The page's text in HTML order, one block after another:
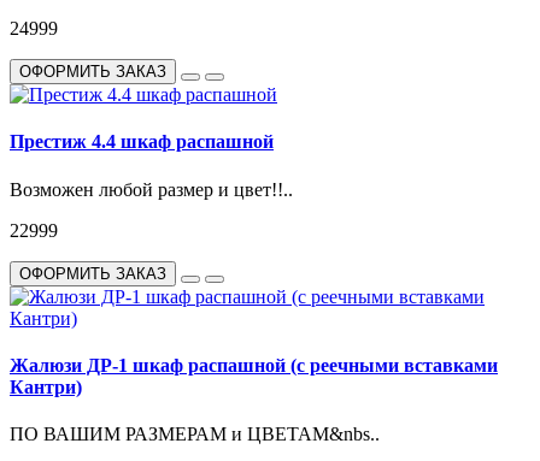
24999
ОФОРМИТЬ ЗАКАЗ
Престиж 4.4 шкаф распашной
Возможен любой размер и цвет!!..
22999
ОФОРМИТЬ ЗАКАЗ
Жалюзи ДР-1 шкаф распашной (с реечными вставками
Кантри)
ПО ВАШИМ РАЗМЕРАМ и ЦВЕТАМ&nbs..